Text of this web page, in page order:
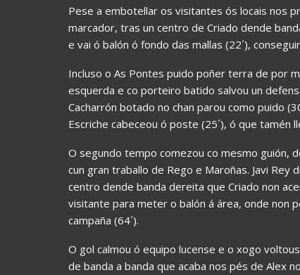
Pese a embotellar os visitantes ós locais nos
marcador, tras un centro de Criado dende
e vai ó balón ó fondo das mallas (22´),
Incluso o As Pontes puido poñer terra de por
esquerda e co porteiro batido salvou un
Cacharrón botado no chan parou como puido
Escriche cabeceou ó poste (25´), ó que tamén
O segundo tempo comezou co mesmo guión,
cun gran traballo de Rego e Maroñas. Javi Rey
centro dende banda dereita que Criado non
visitante para meter o balón á área, onde non
campaña (64´).
O gol calmou ó equipo lucense e o xogo
de banda a banda que acaba nos pés de Alex